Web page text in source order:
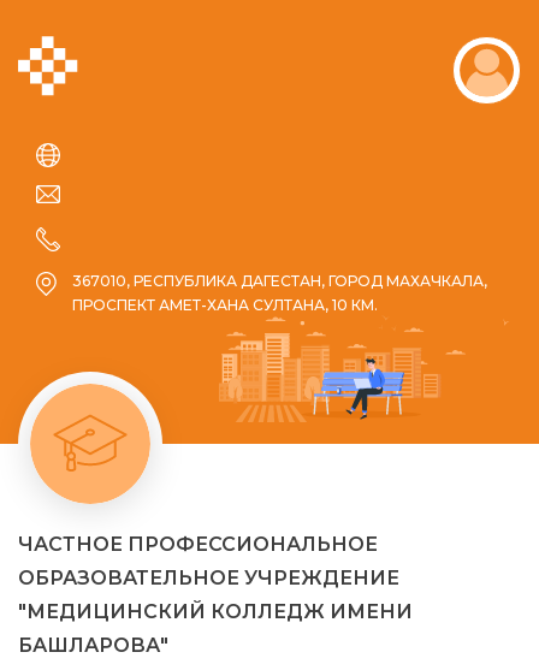
367010, РЕСПУБЛИКА ДАГЕСТАН, ГОРОД МАХАЧКАЛА,
ПРОСПЕКТ АМЕТ-ХАНА СУЛТАНА, 10 КМ.
ЧАСТНОЕ ПРОФЕССИОНАЛЬНОЕ
ОБРАЗОВАТЕЛЬНОЕ УЧРЕЖДЕНИЕ
"МЕДИЦИНСКИЙ КОЛЛЕДЖ ИМЕНИ
БАШЛАРОВА"